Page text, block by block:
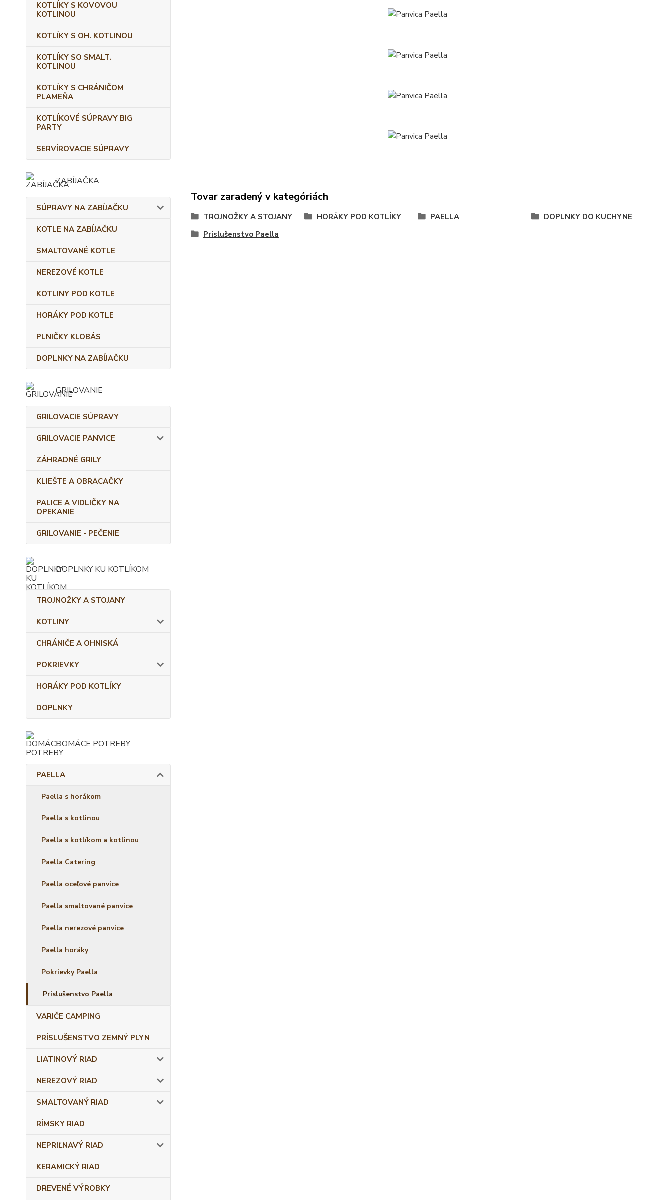
KOTLÍKY S KOVOVOU
KOTLINOU
KOTLÍKY S OH. KOTLINOU
KOTLÍKY SO SMALT.
KOTLINOU
KOTLÍKY S CHRÁNIČOM
PLAMEŇA
KOTLÍKOVÉ SÚPRAVY BIG
PARTY
SERVÍROVACIE SÚPRAVY
ZABÍJAČKA
SÚPRAVY NA ZABÍJAČKU
KOTLE NA ZABÍJAČKU
SMALTOVANÉ KOTLE
NEREZOVÉ KOTLE
KOTLINY POD KOTLE
HORÁKY POD KOTLE
PLNIČKY KLOBÁS
DOPLNKY NA ZABÍJAČKU
GRILOVANIE
GRILOVACIE SÚPRAVY
GRILOVACIE PANVICE
ZÁHRADNÉ GRILY
KLIEŠTE A OBRACAČKY
PALICE A VIDLIČKY NA
OPEKANIE
GRILOVANIE - PEČENIE
DOPLNKY KU KOTLÍKOM
TROJNOŽKY A STOJANY
KOTLINY
CHRÁNIČE A OHNISKÁ
POKRIEVKY
HORÁKY POD KOTLÍKY
DOPLNKY
DOMÁCE POTREBY
PAELLA
Paella s horákom
Paella s kotlinou
Paella s kotlíkom a kotlinou
Paella Catering
Paella oceľové panvice
Paella smaltované panvice
Paella nerezové panvice
Paella horáky
Pokrievky Paella
Príslušenstvo Paella
VARIČE CAMPING
PRÍSLUŠENSTVO ZEMNÝ PLYN
LIATINOVÝ RIAD
NEREZOVÝ RIAD
SMALTOVANÝ RIAD
RÍMSKY RIAD
NEPRIĽNAVÝ RIAD
KERAMICKÝ RIAD
DREVENÉ VÝROBKY
Tovar zaradený v kategóriách
TROJNOŽKY A STOJANY HORÁKY POD KOTLÍKY PAELLA
DOPLNKY DO KUCHYNE
Príslušenstvo Paella